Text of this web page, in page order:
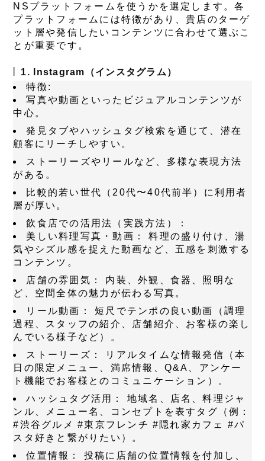
NSプラットフォームを使うかを選定します。各
プラットフォームには特徴があり、貴店のターゲ
ット層や発信したいコンテンツに合わせて選ぶこ
とが重要です。
1. Instagram（インスタグラム）
特徴:
写真や動画といったビジュアルコンテンツが
中心。
発見タブやハッシュタグ検索を通じて、潜在
顧客にリーチしやすい。
ストーリーズやリールなど、多様な表現方法
がある。
比較的若い世代（20代〜40代前半）に利用者
層が厚い。
飲食店での活用法（実践方法）：
美しい料理写真・動画：
料理の盛り付け、湯
気やシズル感を捉えた動画など、五感を刺激する
コンテンツ。
店舗の雰囲気：
内装、外観、食器、照明な
ど、空間全体の魅力が伝わる写真。
リール動画：
短尺でテンポの良い動画（調理
過程、スタッフの紹介、店舗紹介、お客様の楽し
んでいる様子など）。
ストーリーズ：
リアルタイムな情報発信（本
日の限定メニュー、満席情報、Q&A、アンケー
ト機能でお客様とのコミュニケーション）。
ハッシュタグ活用：
地域名、店名、料理ジャ
ンル、メニュー名、コンセプトを表すタグ（例：
#渋谷グルメ #東京フレンチ #隠れ家カフェ #パ
スタ好きと繋がりたい）。
位置情報：
投稿に店舗の位置情報を付加し、